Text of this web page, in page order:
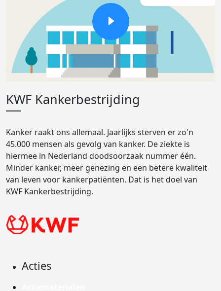
KWF Kankerbestrijding
Kanker raakt ons allemaal. Jaarlijks sterven er zo'n
45.000 mensen als gevolg van kanker. De ziekte is
hiermee in Nederland doodsoorzaak nummer één.
Minder kanker, meer genezing en een betere kwaliteit
van leven voor kankerpatiënten. Dat is het doel van
KWF Kankerbestrijding.
Acties